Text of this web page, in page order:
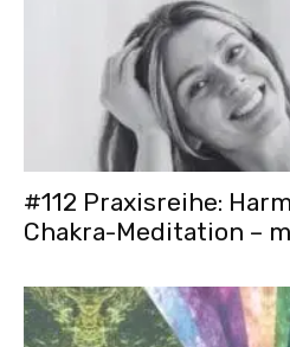
#112 Praxisreihe:
Chakra-Meditation –